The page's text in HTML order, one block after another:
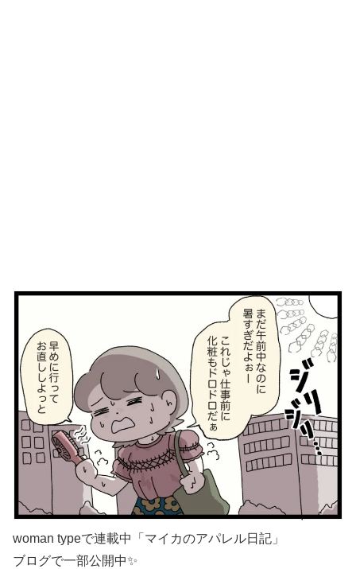
woman typeで連載中「 マイカのアパレル日記 」
ブログで一部公開中✨